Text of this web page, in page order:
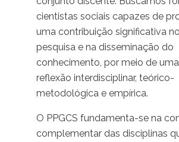
cientistas sociais capazes de
uma contribuição significativa
pesquisa e na disseminação do
conhecimento, por meio de
reflexão interdisciplinar, teórico-
metodológica e empírica.
O PPGCS fundamenta-se na
complementar das disciplinas